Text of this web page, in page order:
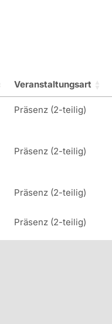
Veranstaltungsart
Präsenz (2-teilig)
Präsenz (2-teilig)
Präsenz (2-teilig)
Präsenz (2-teilig)